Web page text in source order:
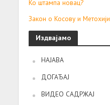
Ко штампа новац?
Закон о Косову и Метохији
Издвајамо
НАЈАВА
ДОГАЂАЈ
ВИДЕО САДРЖАЈ